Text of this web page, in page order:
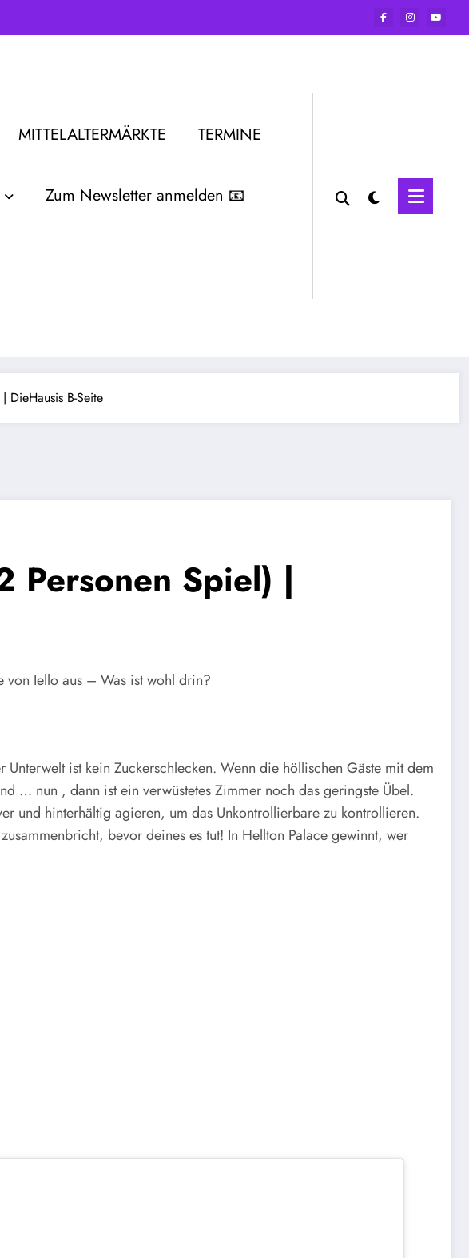
MITTELALTERMÄRKTE TERMINE
Zum Newsletter anmelden 📧
B-Seite
Personen Spiel) |
von Iello aus – Was ist wohl drin?
ist kein Zuckerschlecken. Wenn die höllischen Gäste mit dem
… nun , dann ist ein verwüstetes Zimmer noch das geringste Übel.
und hinterhältig agieren, um das Unkontrollierbare zu kontrollieren.
bevor deines es tut! In Hellton Palace gewinnt, wer